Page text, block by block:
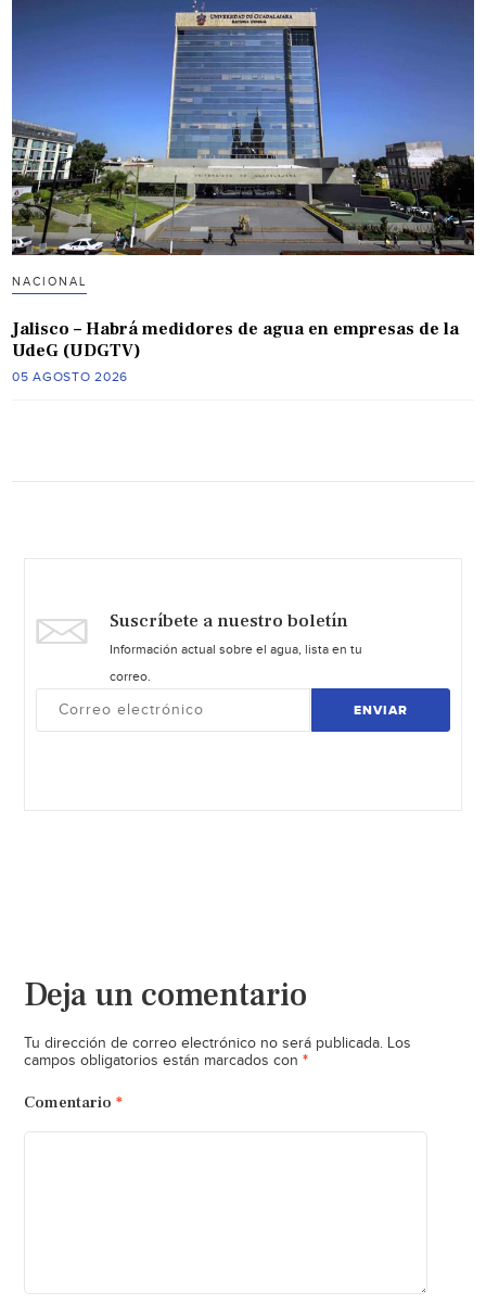
NACIONAL
Jalisco – Habrá medidores de agua en empresas de la
UdeG (UDGTV)
05 AGOSTO 2026
Suscríbete a nuestro boletín
Información actual sobre el agua, lista en tu
correo.
ENVIAR
Deja un comentario
Tu dirección de correo electrónico no será publicada. Los
campos obligatorios están marcados con *
Comentario *